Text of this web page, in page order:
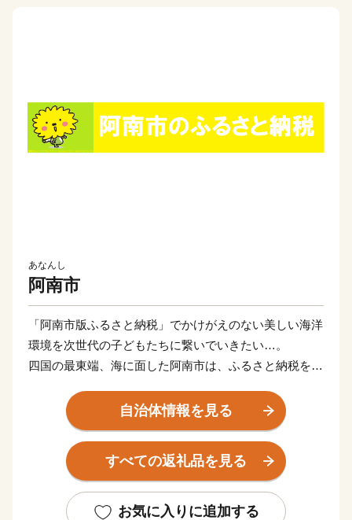
あなんし
阿南市
「阿南市版ふるさと納税」でかけがえのない美しい海洋
環境を次世代の子どもたちに繋いでいきたい…。
四国の最東端、海に面した阿南市は、ふるさと納税を通
に対して真摯に向き合い、アクションをおこし、普及し
ていくことによって、持続可能な社会づくりを実現して
いく「阿南市オリジナル」の制度運用を行っています。
返礼品を提供するのは「EARTH SHIP PARTNER
では、このESPA事業者とともに新たなムーブメントを
自治体情報を見る
すべての返礼品を見る
お気に入りに追加する